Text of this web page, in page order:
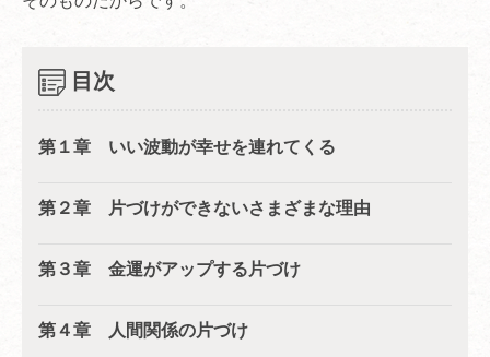
目次
第１章 いい波動が幸せを連れてくる
第２章 片づけができないさまざまな理由
第３章 金運がアップする片づけ
第４章 人間関係の片づけ